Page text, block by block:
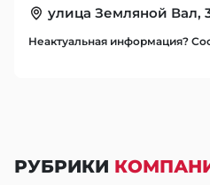
улица Земляной Вал,
Неактуальная информация?
РУБРИКИ